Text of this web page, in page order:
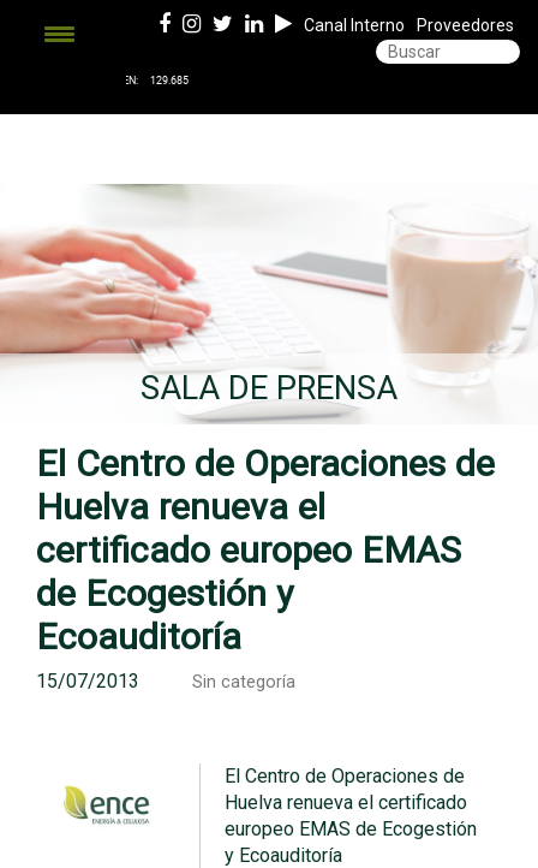
Canal Interno Proveedores
SALA DE PRENSA
El Centro de Operaciones de
Huelva renueva el
certificado europeo EMAS
de Ecogestión y
Ecoauditoría
15/07/2013 Sin categoría
El Centro de Operaciones de
Huelva renueva el certificado
europeo EMAS de Ecogestión
y Ecoauditoría